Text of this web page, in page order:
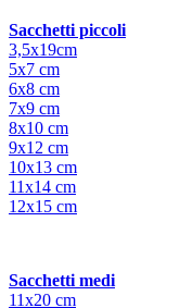
Sacchetti piccoli
3,5x19cm
5x7 cm
6x8 cm
7x9 cm
8x10 cm
9x12 cm
10x13 cm
11x14 cm
12x15 cm
Sacchetti medi
11x20 cm